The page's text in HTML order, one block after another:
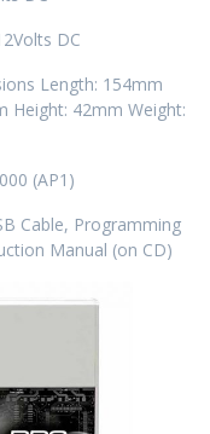
DC
Length: 154mm
Height: 42mm Weight:
(AP1)
Cable, Programming
Manual (on CD)